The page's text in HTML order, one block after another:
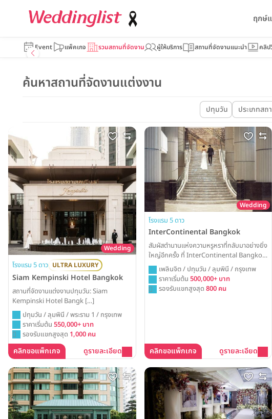
ฤกษ์
Event แพ็คเกจ รวมสถานที่จัดงาน ผู้ให้บริการ สถานที่จัดงานแนะนำ คลิป
ค้นหาสถานที่จัดงานแต่งงาน
ปทุมวัน ประเภทสถ
Wedding
โรงแรม 5 ดาว ULTRA LUXURY
Siam Kempinski Hotel Bangkok
สถานที่จัดงานแต่งงานปทุมวัน: Siam
Kempinski Hotel Bangk […]
ปทุมวัน / ลุมพินี / พระราม 1 / กรุงเทพ
ราคาเริ่มต้น 550,000+ บาท
รองรับแขกสูงสุด 1,000 คน
คลิกขอแพ็กเกจ ดูรายละเอียด
Wedding
โรงแรม 5 ดาว
InterContinental Bangkok
สัมผัสตำนานแห่งความหรูหราที่กลับมาอย่างยิ่ง
ใหญ่อีกครั้ง ที่ InterContinental Bangkok
ใจกลางราชประสงค์ ให้ห้องแกรนด์บอลรูมโฉม
ใหม่ที่สง่างามและบริการระดับโลก เป็นส่วนหนึ่ง
ของเรื่องราวความรักที่น่าจดจำและเล่าขานไป
ตลอดกาล
เพลินจิต / ปทุมวัน / ลุมพินี / กรุงเทพ
ราคาเริ่มต้น 500,000+ บาท
รองรับแขกสูงสุด 800 คน
คลิกขอแพ็กเกจ ดูรายละเอียด